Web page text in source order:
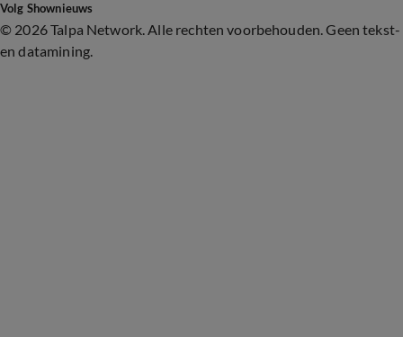
Volg Shownieuws
© 2026 Talpa Network. Alle rechten voorbehouden. Geen tekst-
en datamining.